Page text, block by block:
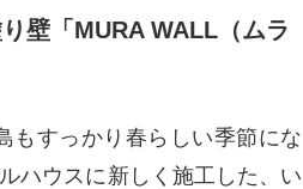
壁「MURA WALL（ムラ
すっかり春らしい季節にな
ハウスに新しく施工した、い